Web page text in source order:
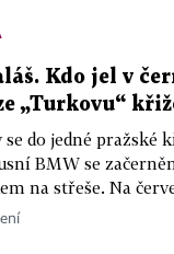
Kdo jel v
„Turkovu“
do jedné pražské
BMW se
na střeše. Na